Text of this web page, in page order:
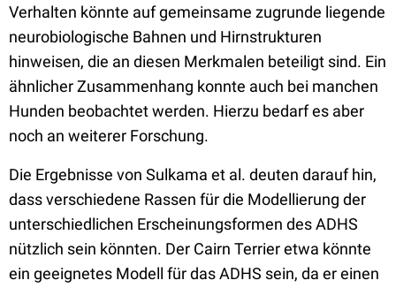
Verhalten könnte auf gemeinsame zugrunde liegende
neurobiologische Bahnen und Hirnstrukturen
hinweisen, die an diesen Merkmalen beteiligt sind. Ein
ähnlicher Zusammenhang konnte auch bei manchen
Hunden beobachtet werden. Hierzu bedarf es aber
noch an weiterer Forschung.
Die Ergebnisse von Sulkama et al. deuten darauf hin,
dass verschiedene Rassen für die Modellierung der
unterschiedlichen Erscheinungsformen des ADHS
nützlich sein könnten. Der Cairn Terrier etwa könnte
ein geeignetes Modell für das ADHS sein, da er einen